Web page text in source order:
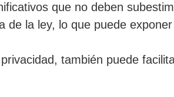
que no deben
la ley, lo que puede
también puede